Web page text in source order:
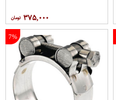
۳۷۵,۰۰۰
7%